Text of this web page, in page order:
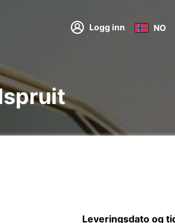
Logg inn NO
Leveringsdato og